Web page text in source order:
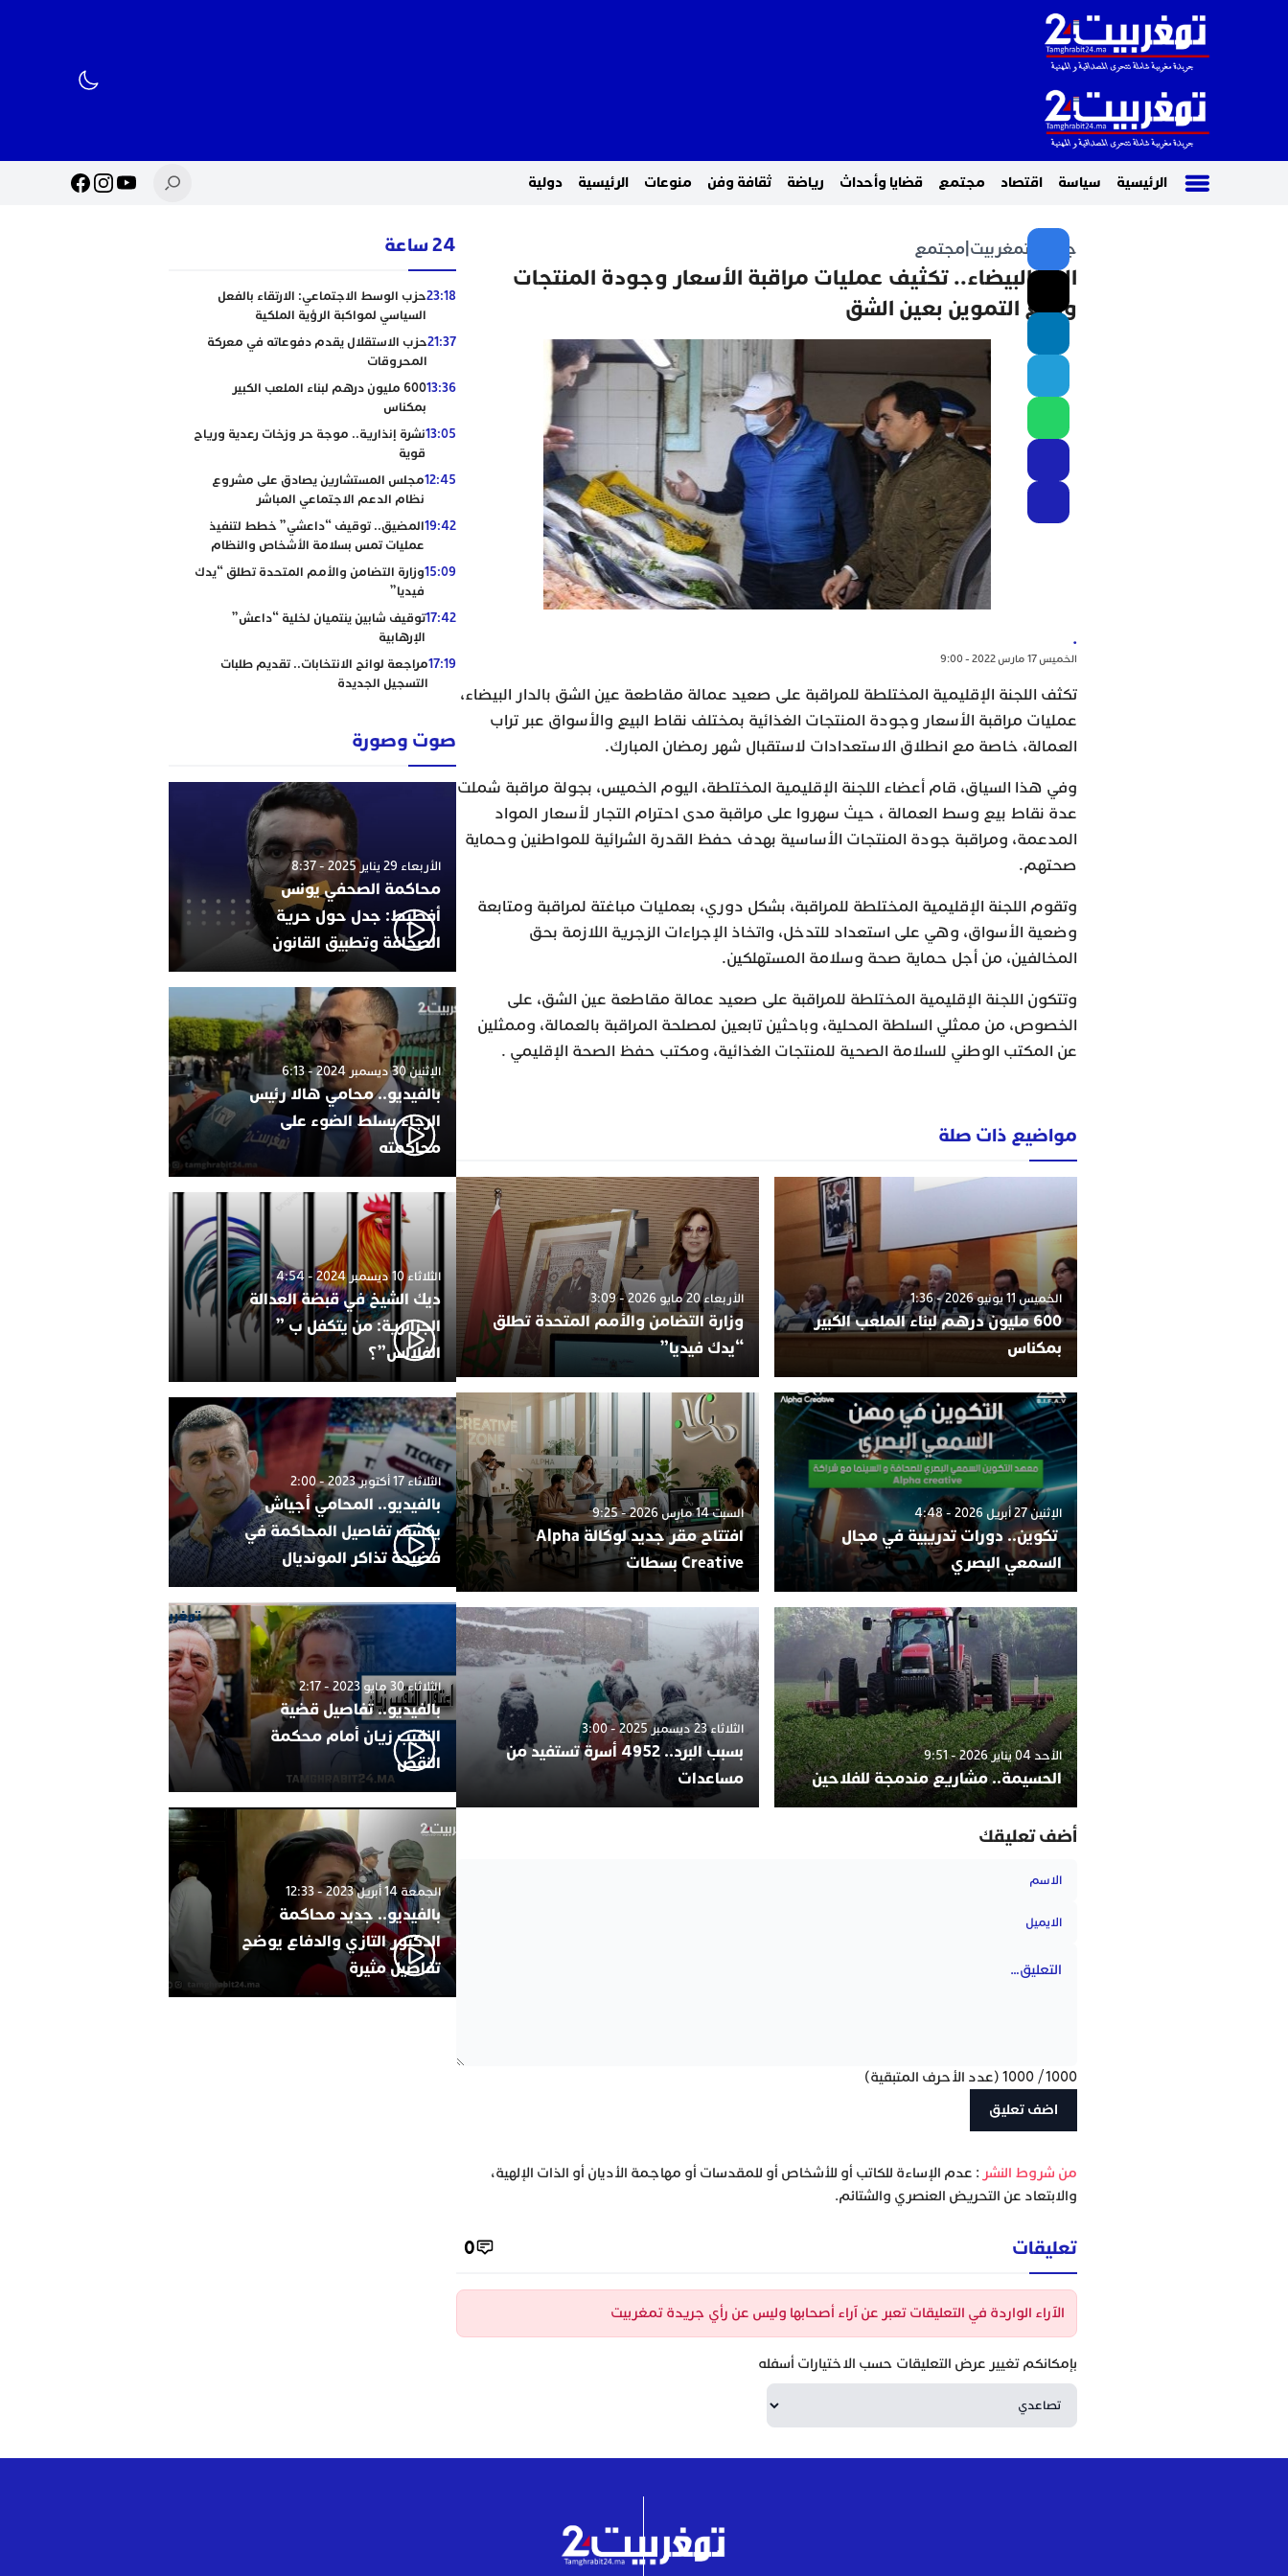
الرئيسية سياسة اقتصاد مجتمع قضايا وأحداث رياضة ثقافة وفن منوعات الرئيسية دولية
جريدة تمغربيت مجتمع
الدار البيضاء.. تكثيف عمليات مراقبة الأسعار وجودة المنتجات
وتتبع التموين بعين الشق
.
الخميس 17 مارس 2022 - 9:00
تكثف اللجنة الإقليمية المختلطة للمراقبة على صعيد عمالة مقاطعة عين الشق بالدار البيضاء،
عمليات مراقبة الأسعار وجودة المنتجات الغذائية بمختلف نقاط البيع والأسواق عبر تراب
العمالة، خاصة مع انطلاق الاستعدادات لاستقبال شهر رمضان المبارك.
وفي هذا السياق، قام أعضاء اللجنة الإقليمية المختلطة، اليوم الخميس، بجولة مراقبة شملت
عدة نقاط بيع وسط العمالة ، حيث سهروا على مراقبة مدى احترام التجار لأسعار المواد
المدعمة، ومراقبة جودة المنتجات الأساسية بهدف حفظ القدرة الشرائية للمواطنين وحماية
صحتهم.
وتقوم اللجنة الإقليمية المختلطة للمراقبة، بشكل دوري، بعمليات مباغتة لمراقبة ومتابعة
وضعية الأسواق، وهي على استعداد للتدخل، واتخاذ الإجراءات الزجرية اللازمة بحق
المخالفين، من أجل حماية صحة وسلامة المستهلكين.
وتتكون اللجنة الإقليمية المختلطة للمراقبة على صعيد عمالة مقاطعة عين الشق، على
الخصوص، من ممثلي السلطة المحلية، وباحثين تابعين لمصلحة المراقبة بالعمالة، وممثلين
عن المكتب الوطني للسلامة الصحية للمنتجات الغذائية، ومكتب حفظ الصحة الإقليمي .
مواضيع ذات صلة
الخميس 11 يونيو 2026 - 1:36
600 مليون درهم لبناء الملعب الكبير
بمكناس
الأربعاء 20 مايو 2026 - 3:09
وزارة التضامن والأمم المتحدة تطلق
“يدك فيديا”
الإثنين 27 أبريل 2026 - 4:48
تكوين.. دورات تدريبية في مجال
السمعي البصري
السبت 14 مارس 2026 - 9:25
افتتاح مقر جديد لوكالة Alpha
Creative بسطات
الأحد 04 يناير 2026 - 9:51
الحسيمة.. مشاريع مندمجة للفلاحين
الثلاثاء 23 ديسمبر 2025 - 3:00
بسبب البرد.. 4952 أسرة تستفيد من
مساعدات
أضف تعليقك
1000
/
1000 (عدد الأحرف المتبقية)
‫من شروط النشر : عدم الإساءة للكاتب أو للأشخاص أو للمقدسات أو مهاجمة الأديان أو الذات الإلهية،
والابتعاد عن التحريض العنصري والشتائم.
تعليقات 0
الآراء الواردة في التعليقات تعبر عن آراء أصحابها وليس عن رأي جريدة تمغربيت
بإمكانكم تغيير عرض التعليقات حسب الاختيارات أسفله
24 ساعة
23:18حزب الوسط الاجتماعي: الارتقاء بالفعل
السياسي لمواكبة الرؤية الملكية
21:37حزب الاستقلال يقدم دفوعاته في معركة
المحروقات
13:36
600 مليون درهم لبناء الملعب الكبير
بمكناس
13:05نشرة إنذارية.. موجة حر وزخات رعدية ورياح
قوية
12:45مجلس المستشارين يصادق على مشروع
نظام الدعم الاجتماعي المباشر
19:42المضيق.. توقيف “داعشي” خطط لتنفيذ
عمليات تمس بسلامة الأشخاص والنظام
15:09وزارة التضامن والأمم المتحدة تطلق “يدك
فيديا”
17:42توقيف شابين ينتميان لخلية “داعش”
الإرهابية
17:19مراجعة لوائح الانتخابات.. تقديم طلبات
التسجيل الجديدة
صوت وصورة
الأربعاء 29 يناير 2025 - 8:37
محاكمة الصحفي يونس
أفطيط: جدل حول حرية
الصحافة وتطبيق القانون
الإثنين 30 ديسمبر 2024 - 6:13
بالفيديو.. محامي هالا رئيس
الرجاء يسلط الضوء على
محاكمته
الثلاثاء 10 ديسمبر 2024 - 4:54
ديك الشيخ في قبضة العدالة
الجزائرية: من يتكفل ب ”
الفلالس”؟
الثلاثاء 17 أكتوبر 2023 - 2:00
بالفيديو.. المحامي أجياش
يكشف تفاصيل المحاكمة في
فضيحة تذاكر المونديال
الثلاثاء 30 مايو 2023 - 2:17
بالفيديو.. تفاصيل قضية
النقيب زيان أمام محكمة
النقض
الجمعة 14 أبريل 2023 - 12:33
بالفيديو.. جديد محاكمة
الدكتور التازي والدفاع يوضح
تفاصيل مثيرة